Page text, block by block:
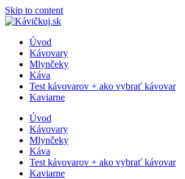
Skip to content
Úvod
Kávovary
Mlynčeky
Káva
Test kávovarov + ako vybrať kávovar
Kaviarne
Úvod
Kávovary
Mlynčeky
Káva
Test kávovarov + ako vybrať kávovar
Kaviarne